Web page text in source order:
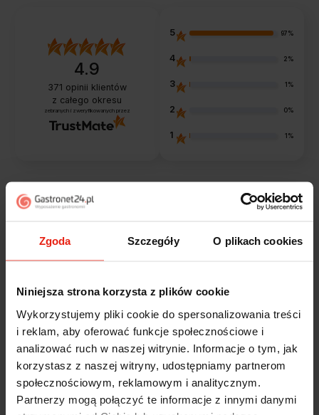
Zgoda Szczegóły O plikach cookies
Niniejsza strona korzysta z plików cookie
Wykorzystujemy pliki cookie do spersonalizowania treści
i reklam, aby oferować funkcje społecznościowe i
analizować ruch w naszej witrynie. Informacje o tym, jak
korzystasz z naszej witryny, udostępniamy partnerom
społecznościowym, reklamowym i analitycznym.
Partnerzy mogą połączyć te informacje z innymi danymi
4.9
371 opinii klientów
z całego okresu
zebranych i zweryfikowanych przez
5 97%
4 2%
3 1%
2 0%
1 1%
filtry
Jak zbieramy opinie?
5
Jestem zaskoczona, że ta paczka dotarła do mnie tak
szybko. Paczka dotarła cała i zdrowa. Szybko,
sprawnie, bez problemów. Bardzo pomocna obsługa
klienta.
dzisiaj